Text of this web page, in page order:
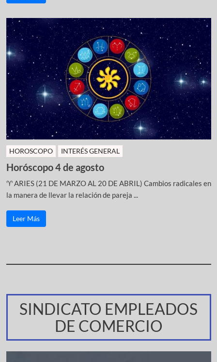
HOROSCOPO INTERÉS GENERAL
Horóscopo 4 de agosto
♈ ARIES (21 DE MARZO AL 20 DE ABRIL) Cambios radicales en
la manera de llevar la relación de pareja ...
Leer Más
SINDICATO EMPLEADOS
DE COMERCIO